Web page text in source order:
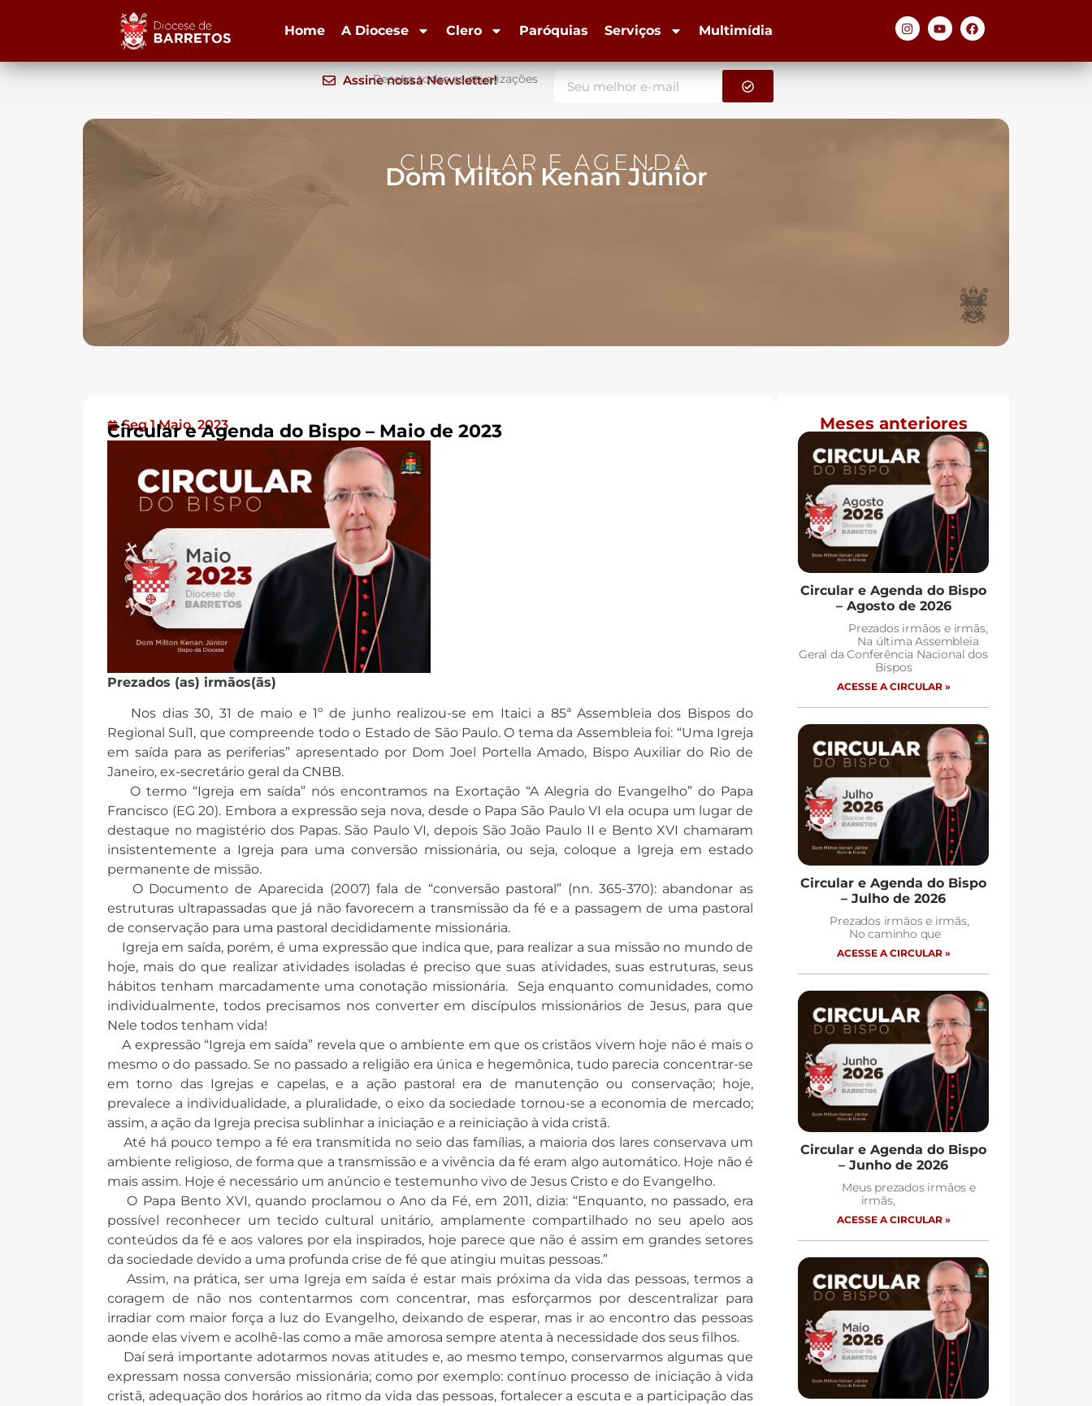
Home A Diocese Clero Paróquias Serviços Multimídia
Assine nossa Newsletter!
Receba todas as atualizações
CIRCULAR E AGENDA
Dom Milton Kenan Júnior
Seg 1 Maio, 2023
Circular e Agenda do Bispo – Maio de 2023
Prezados (as) irmãos(ãs)
Nos dias 30, 31 de maio e 1º de junho realizou-se em Itaici a 85ª Assembleia dos Bispos do
Regional Sul1, que compreende todo o Estado de São Paulo. O tema da Assembleia foi: “Uma Igreja
em saída para as periferias” apresentado por Dom Joel Portella Amado, Bispo Auxiliar do Rio de
Janeiro, ex-secretário geral da CNBB.
O termo “Igreja em saída” nós encontramos na Exortação “A Alegria do Evangelho” do Papa
Francisco (EG 20). Embora a expressão seja nova, desde o Papa São Paulo VI ela ocupa um lugar de
destaque no magistério dos Papas. São Paulo VI, depois São João Paulo II e Bento XVI chamaram
insistentemente a Igreja para uma conversão missionária, ou seja, coloque a Igreja em estado
permanente de missão.
O Documento de Aparecida (2007) fala de “conversão pastoral” (nn. 365-370): abandonar as
estruturas ultrapassadas que já não favorecem a transmissão da fé e a passagem de uma pastoral
de conservação para uma pastoral decididamente missionária.
Igreja em saída, porém, é uma expressão que indica que, para realizar a sua missão no mundo de
hoje, mais do que realizar atividades isoladas é preciso que suas atividades, suas estruturas, seus
hábitos tenham marcadamente uma conotação missionária. Seja enquanto comunidades, como
individualmente, todos precisamos nos converter em discípulos missionários de Jesus, para que
Nele todos tenham vida!
A expressão “Igreja em saída” revela que o ambiente em que os cristãos vivem hoje não é mais o
mesmo o do passado. Se no passado a religião era única e hegemônica, tudo parecia concentrar-se
em torno das Igrejas e capelas, e a ação pastoral era de manutenção ou conservação; hoje,
prevalece a individualidade, a pluralidade, o eixo da sociedade tornou-se a economia de mercado;
assim, a ação da Igreja precisa sublinhar a iniciação e a reiniciação à vida cristã.
Até há pouco tempo a fé era transmitida no seio das famílias, a maioria dos lares conservava um
ambiente religioso, de forma que a transmissão e a vivência da fé eram algo automático. Hoje não é
mais assim. Hoje é necessário um anúncio e testemunho vivo de Jesus Cristo e do Evangelho.
O Papa Bento XVI, quando proclamou o Ano da Fé, em 2011, dizia: “Enquanto, no passado, era
possível reconhecer um tecido cultural unitário, amplamente compartilhado no seu apelo aos
conteúdos da fé e aos valores por ela inspirados, hoje parece que não é assim em grandes setores
da sociedade devido a uma profunda crise de fé que atingiu muitas pessoas.”
Assim, na prática, ser uma Igreja em saída é estar mais próxima da vida das pessoas, termos a
coragem de não nos contentarmos com concentrar, mas esforçarmos por descentralizar para
irradiar com maior força a luz do Evangelho, deixando de esperar, mas ir ao encontro das pessoas
aonde elas vivem e acolhê-las como a mãe amorosa sempre atenta à necessidade dos seus filhos.
Daí será importante adotarmos novas atitudes e, ao mesmo tempo, conservarmos algumas que
expressam nossa conversão missionária; como por exemplo: contínuo processo de iniciação à vida
cristã, adequação dos horários ao ritmo da vida das pessoas, fortalecer a escuta e a participação das
Meses anteriores
Circular e Agenda do Bispo
– Agosto de 2026
Prezados irmãos e irmãs,
Na última Assembleia
Geral da Conferência Nacional dos
Bispos
ACESSE A CIRCULAR »
Circular e Agenda do Bispo
– Julho de 2026
Prezados irmãos e irmãs,
No caminho que
ACESSE A CIRCULAR »
Circular e Agenda do Bispo
– Junho de 2026
Meus prezados irmãos e
irmãs,
ACESSE A CIRCULAR »